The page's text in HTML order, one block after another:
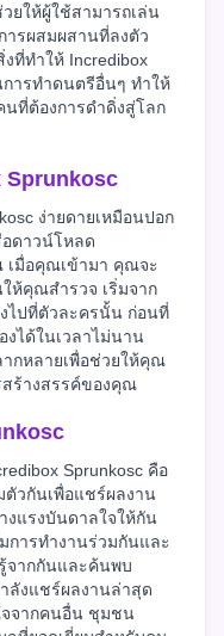
ยให้ผู้ใช้สามารถเล่น
ารผสมผสานที่ลงตัว
ที่ทำให้ Incredibox
ารทำดนตรีอื่นๆ ทำให้
นที่ต้องการดำดิ่งสู่โลก
Sprunkosc
ง่ายดายเหมือนปอก
อดาวน์โหลด
มื่อคุณเข้ามา คุณจะ
ห้คุณสำรวจ เริ่มจาก
ไปที่ตัวละครนั้น ก่อนที่
ได้ในเวลาไม่นาน
กหลายเพื่อช่วยให้คุณ
สร้างสรรค์ของคุณ
Sprunkosc คือ
วกันเพื่อแชร์ผลงาน
แรงบันดาลใจให้กัน
การทำงานร่วมกันและ
จากกันและค้นพบ
ลังแชร์ผลงานล่าสุด
จากคนอื่น ชุมชน